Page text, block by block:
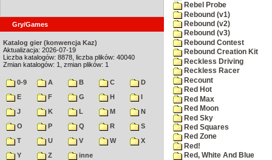
Gry/Games
Katalog gier (konwencja Kaz)
Aktualizacja: 2026-07-19
Liczba katalogów: 8878, liczba plików: 40040
Zmian katalogów: 1, zmian plików: 1
0-9 A B C
D
E
F G H
I
J
K L M
N
O
P Q R
S
T
U V W
X
Y
Z
inne
Rebel Probe
Rebound (v1)
Rebound (v2)
Rebound (v3)
Rebound Contest
Rebound Creation Kit
Reckless Driving
Reckless Racer
Recount
Red Hot
Red Max
Red Moon
Red Sky
Red Squares
Red Zone
Red!
Red, White And Blue